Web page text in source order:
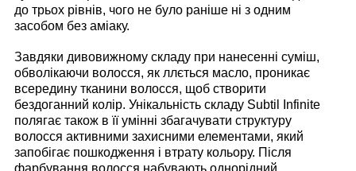
до трьох рівнів, чого не було раніше ні з одним
засобом без аміаку.
Завдяки дивовижному складу при нанесенні суміш,
обволікаючи волосся, як ллється масло, проникає
всередину тканини волосся, щоб створити
бездоганний колір. Унікальність складу Subtil Infinite
полягає також в її умінні збагачувати структуру
волосся активними захисними елементами, який
запобігає пошкодження і втрату кольору. Після
фарбування волосся набувають однорідний